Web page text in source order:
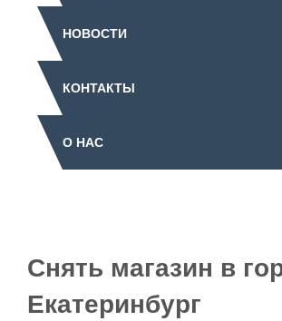
НОВОСТИ
КОНТАКТЫ
О НАС
Снять магазин в
Екатеринбург